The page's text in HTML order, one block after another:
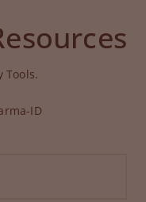
Tools.
ID